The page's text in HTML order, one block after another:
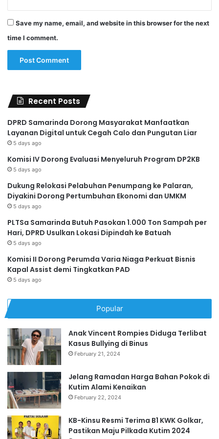
Save my name, email, and website in this browser for the next
time I comment.
Recent Posts
DPRD Samarinda Dorong Masyarakat Manfaatkan
Layanan Digital untuk Cegah Calo dan Pungutan Liar
5 days ago
Komisi IV Dorong Evaluasi Menyeluruh Program DP2KB
5 days ago
Dukung Relokasi Pelabuhan Penumpang ke Palaran,
Diyakini Dorong Pertumbuhan Ekonomi dan UMKM
5 days ago
PLTSa Samarinda Butuh Pasokan 1.000 Ton Sampah per
Hari, DPRD Usulkan Lokasi Dipindah ke Batuah
5 days ago
Komisi II Dorong Perumda Varia Niaga Perkuat Bisnis
Kapal Assist demi Tingkatkan PAD
5 days ago
Popular
Anak Vincent Rompies Diduga Terlibat
Kasus Bullying di Binus
February 21, 2024
Jelang Ramadan Harga Bahan Pokok di
Kutim Alami Kenaikan
February 22, 2024
KB-Kinsu Resmi Terima B1 KWK Golkar,
Pastikan Maju Pilkada Kutim 2024